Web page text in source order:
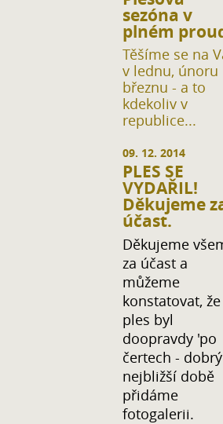
sezóna v
plném
Těšíme se na
v lednu, únoru
březnu - a to
kdekoliv v
republice...
09. 12. 2014
PLES SE
VYDAŘIL!
Děkujeme
účast.
Děkujeme
za účast a
můžeme
konstatovat, že
ples byl
doopravdy 'po
čertech -
nejbližší době
přidáme
fotogalerii.